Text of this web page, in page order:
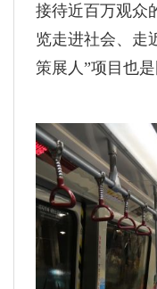
接待近百万观众
览走进社会、走
策展人”项目也